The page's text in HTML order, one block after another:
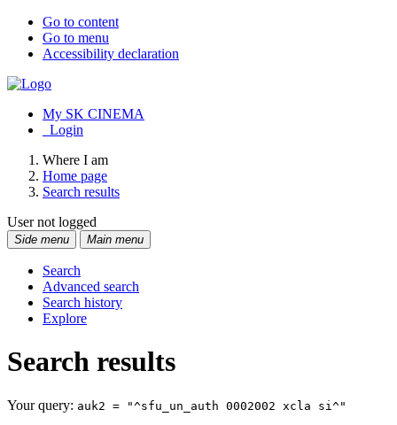
Go to content
Go to menu
Accessibility declaration
My SK CINEMA
Login
Where I am
Home page
Search results
User not logged
Side menu Main menu
Search
Advanced search
Search history
Explore
Search results
Your query: auk2 = "^sfu_un_auth 0002002 xcla si^"